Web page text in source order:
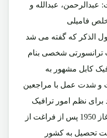
عبدالرحمن، عبدالله و
فامیلی
الذکر که گفته می شد
شخصی بنام
کابل مشهور به
و شدت عمل با مراجعین
نظم امور ترافیک
شهر انجام داد و سومی که در آغاز 1950 پس از فراغت از
تحصیل به کشور